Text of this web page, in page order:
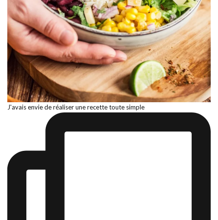
J'avais envie de réaliser une recette toute simple